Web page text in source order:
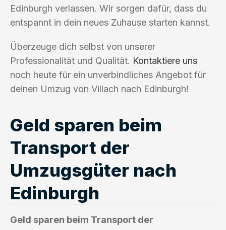
Edinburgh verlassen. Wir sorgen dafür, dass du
entspannt in dein neues Zuhause starten kannst.
Überzeuge dich selbst von unserer
Professionalität und Qualität. Kontaktiere uns
noch heute für ein unverbindliches Angebot für
deinen Umzug von Villach nach Edinburgh!
Geld sparen beim
Transport der
Umzugsgüter nach
Edinburgh
Geld sparen beim Transport der